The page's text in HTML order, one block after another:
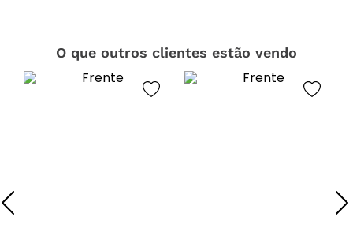
O que outros clientes estão vendo